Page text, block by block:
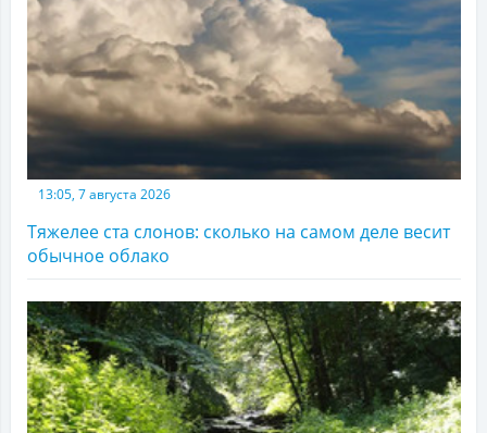
13:05, 7 августа 2026
Тяжелее ста слонов: сколько на самом деле весит
обычное облако